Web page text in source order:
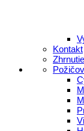
Kontakt